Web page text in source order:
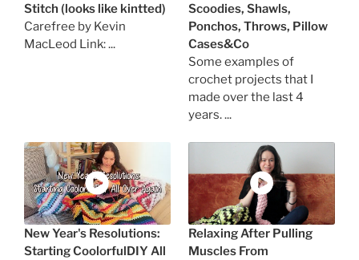
Stitch (looks like kintted)
Carefree by Kevin
MacLeod Link: ...
Scoodies, Shawls,
Ponchos, Throws, Pillow
Cases&Co
Some examples of
crochet projects that I
made over the last 4
years. ...
New Year's Resolutions:
Starting CoolorfulDIY All
Relaxing After Pulling
Muscles From